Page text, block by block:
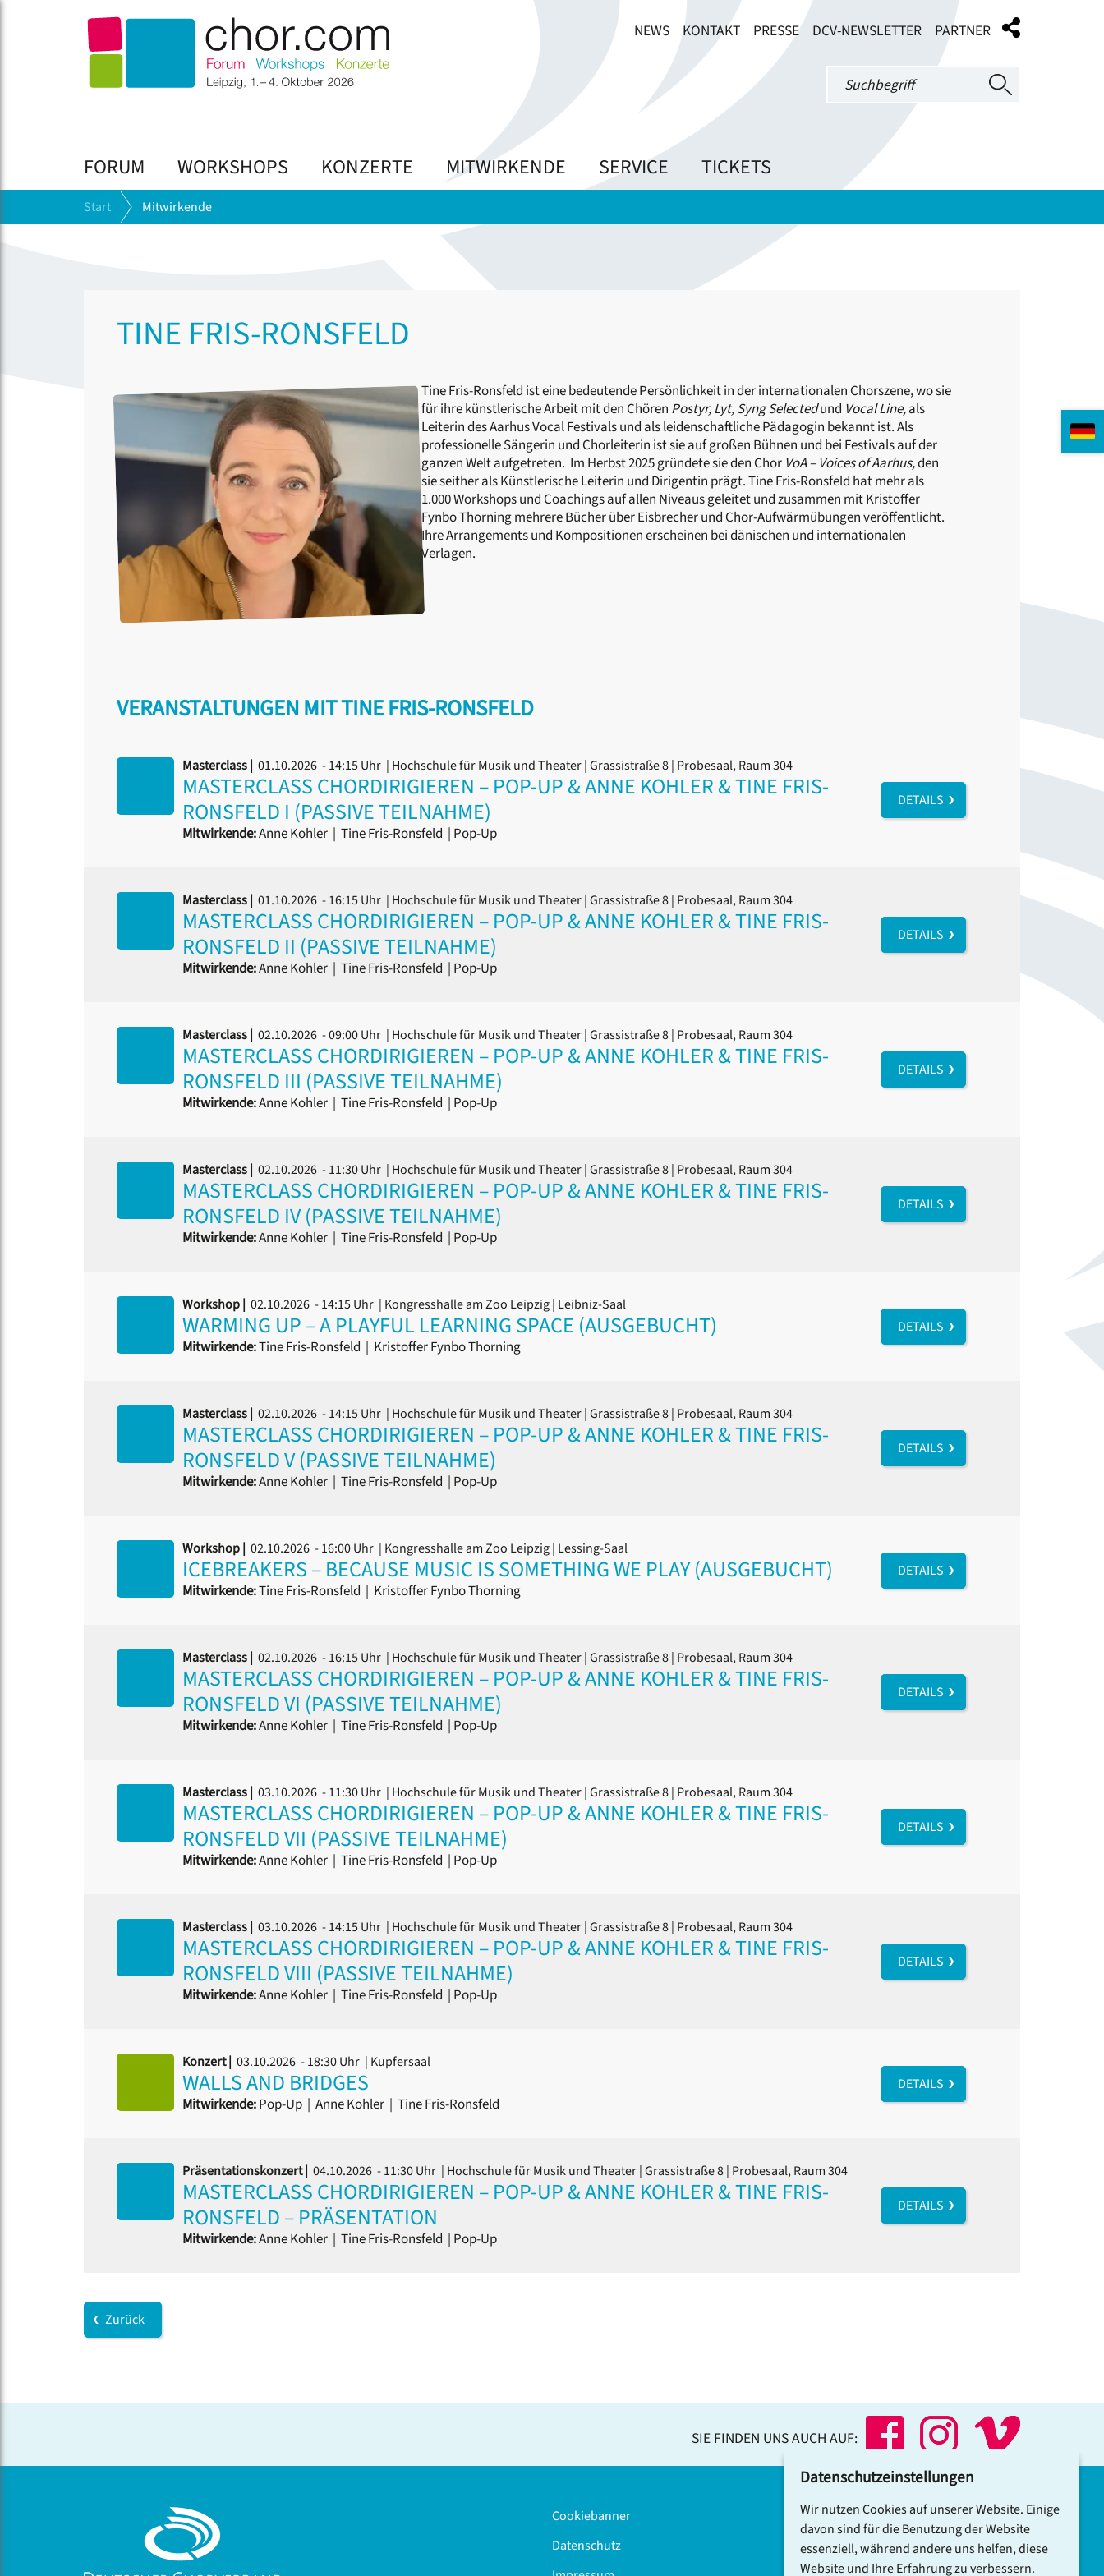
NEWS KONTAKT PRESSE DCV-NEWSLETTER PARTNER
FORUM WORKSHOPS KONZERTE MITWIRKENDE SERVICE TICKETS
Start Mitwirkende
TINE FRIS-RONSFELD
Tine Fris-Ronsfeld ist eine bedeutende Persönlichkeit in der internationalen Chorszene, wo sie
für ihre künstlerische Arbeit mit den Chören Postyr, Lyt, Syng Selectedund Vocal Line,als
Leiterin des Aarhus Vocal Festivals und als leidenschaftliche Pädagogin bekannt ist. Als
professionelle Sängerin und Chorleiterin ist sie auf großen Bühnen und bei Festivals auf der
ganzen Welt aufgetreten. Im Herbst 2025 gründete sie den Chor VoA – Voices of Aarhus,den
sie seither alsKünstlerische Leiterin und Dirigentin prägt. Tine Fris-Ronsfeld hat mehr als
1.000 Workshops und Coachings auf allen Niveaus geleitet und zusammen mit Kristoffer
Fynbo Thorning mehrere Bücher über Eisbrecher und Chor-Aufwärmübungen veröffentlicht.
Ihre Arrangements und Kompositionen erscheinen bei dänischen und internationalen
Verlagen.
VERANSTALTUNGEN MIT TINE FRIS-RONSFELD
Masterclass | 01.10.2026 - 14:15 Uhr | Hochschule für Musik und Theater | Grassistraße 8 | Probesaal, Raum 304
MASTERCLASS CHORDIRIGIEREN – POP-UP & ANNE KOHLER & TINE FRIS-
RONSFELD I (PASSIVE TEILNAHME)
Mitwirkende:Anne Kohler | Tine Fris-Ronsfeld | Pop-Up
DETAILS
Masterclass | 01.10.2026 - 16:15 Uhr | Hochschule für Musik und Theater | Grassistraße 8 | Probesaal, Raum 304
MASTERCLASS CHORDIRIGIEREN – POP-UP & ANNE KOHLER & TINE FRIS-
RONSFELD II (PASSIVE TEILNAHME)
Mitwirkende:Anne Kohler | Tine Fris-Ronsfeld | Pop-Up
DETAILS
Masterclass | 02.10.2026 - 09:00 Uhr | Hochschule für Musik und Theater | Grassistraße 8 | Probesaal, Raum 304
MASTERCLASS CHORDIRIGIEREN – POP-UP & ANNE KOHLER & TINE FRIS-
RONSFELD III (PASSIVE TEILNAHME)
Mitwirkende:Anne Kohler | Tine Fris-Ronsfeld | Pop-Up
DETAILS
Masterclass | 02.10.2026 - 11:30 Uhr | Hochschule für Musik und Theater | Grassistraße 8 | Probesaal, Raum 304
MASTERCLASS CHORDIRIGIEREN – POP-UP & ANNE KOHLER & TINE FRIS-
RONSFELD IV (PASSIVE TEILNAHME)
Mitwirkende:Anne Kohler | Tine Fris-Ronsfeld | Pop-Up
DETAILS
Workshop | 02.10.2026 - 14:15 Uhr | Kongresshalle am Zoo Leipzig | Leibniz-Saal
WARMING UP – A PLAYFUL LEARNING SPACE (AUSGEBUCHT)
Mitwirkende:Tine Fris-Ronsfeld | Kristoffer Fynbo Thorning
DETAILS
Masterclass | 02.10.2026 - 14:15 Uhr | Hochschule für Musik und Theater | Grassistraße 8 | Probesaal, Raum 304
MASTERCLASS CHORDIRIGIEREN – POP-UP & ANNE KOHLER & TINE FRIS-
RONSFELD V (PASSIVE TEILNAHME)
Mitwirkende:Anne Kohler | Tine Fris-Ronsfeld | Pop-Up
DETAILS
Workshop | 02.10.2026 - 16:00 Uhr | Kongresshalle am Zoo Leipzig | Lessing-Saal
ICEBREAKERS – BECAUSE MUSIC IS SOMETHING WE PLAY (AUSGEBUCHT)
Mitwirkende:Tine Fris-Ronsfeld | Kristoffer Fynbo Thorning
DETAILS
Masterclass | 02.10.2026 - 16:15 Uhr | Hochschule für Musik und Theater | Grassistraße 8 | Probesaal, Raum 304
MASTERCLASS CHORDIRIGIEREN – POP-UP & ANNE KOHLER & TINE FRIS-
RONSFELD VI (PASSIVE TEILNAHME)
Mitwirkende:Anne Kohler | Tine Fris-Ronsfeld | Pop-Up
DETAILS
Masterclass | 03.10.2026 - 11:30 Uhr | Hochschule für Musik und Theater | Grassistraße 8 | Probesaal, Raum 304
MASTERCLASS CHORDIRIGIEREN – POP-UP & ANNE KOHLER & TINE FRIS-
RONSFELD VII (PASSIVE TEILNAHME)
Mitwirkende:Anne Kohler | Tine Fris-Ronsfeld | Pop-Up
DETAILS
Masterclass | 03.10.2026 - 14:15 Uhr | Hochschule für Musik und Theater | Grassistraße 8 | Probesaal, Raum 304
MASTERCLASS CHORDIRIGIEREN – POP-UP & ANNE KOHLER & TINE FRIS-
RONSFELD VIII (PASSIVE TEILNAHME)
Mitwirkende:Anne Kohler | Tine Fris-Ronsfeld | Pop-Up
DETAILS
Konzert | 03.10.2026 - 18:30 Uhr | Kupfersaal
WALLS AND BRIDGES
Mitwirkende:Pop-Up | Anne Kohler | Tine Fris-Ronsfeld
DETAILS
Präsentationskonzert | 04.10.2026 - 11:30 Uhr | Hochschule für Musik und Theater | Grassistraße 8 | Probesaal, Raum 304
MASTERCLASS CHORDIRIGIEREN – POP-UP & ANNE KOHLER & TINE FRIS-
RONSFELD – PRÄSENTATION
Mitwirkende:Anne Kohler | Tine Fris-Ronsfeld | Pop-Up
DETAILS
Zurück
SIE FINDEN UNS AUCH AUF:
Cookiebanner
Datenschutz
DCV-NEWSLETTER ABONNIEREN
Datenschutzeinstellungen
Wir nutzen Cookies auf unserer Website. Einige
davon sind für die Benutzung der Website
essenziell, während andere uns helfen, diese
Website und Ihre Erfahrung zu verbessern.